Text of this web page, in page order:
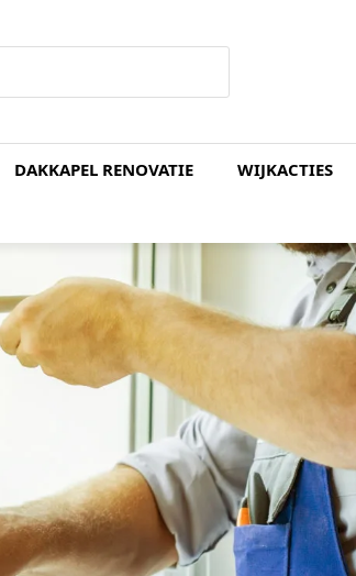
DAKKAPEL RENOVATIE WIJKACTIES